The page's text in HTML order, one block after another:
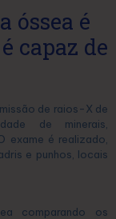
óssea é
capaz de
de raios-X de
de minerais,
exame é realizado,
e punhos, locais
comparando os